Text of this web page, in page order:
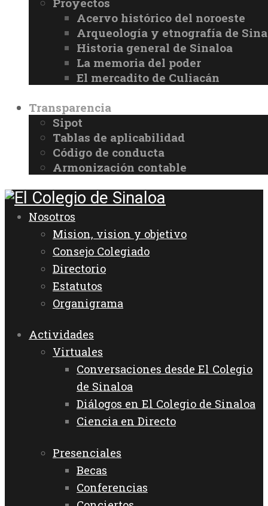
Acervo histórico del noroeste
Arqueología y etnografía de
Historia general de Sinaloa
La memoria del poder
El mercadito de Culiacán
Transparencia
Sipot
Tablas de aplicabilidad
Código de conducta
Armonización contable
Nosotros
Mision, vision y objetivo
Consejo Colegiado
Directorio
Estatutos
Organigrama
Actividades
Virtuales
Conversaciones desde El Colegio
de Sinaloa
Diálogos en El Colegio de Sinaloa
Ciencia en Directo
Presenciales
Becas
Conferencias